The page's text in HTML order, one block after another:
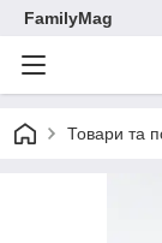
FamilyMag
Товари та